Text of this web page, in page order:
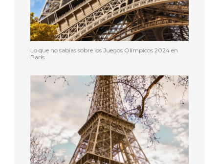
Lo que no sabías sobre los Juegos Olímpicos 2024 en
París.